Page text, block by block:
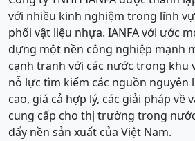
với nhiều kinh nghiệm trong lĩnh
phối vật liệu nhựa. IANFA với ước
dựng một nền công nghiệp mạnh
cạnh tranh với các nước trong khu
nỗ lực tìm kiếm các nguồn nguyên
cao, giá cả hợp lý, các giải pháp về
cung cấp cho thị trường trong
đẩy nền sản xuất của Việt Nam.